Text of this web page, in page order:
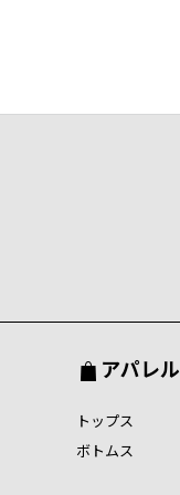
アパレル
トップス
ボトムス